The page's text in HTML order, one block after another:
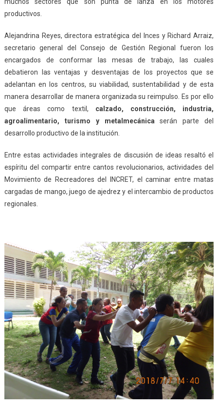
productivos.
Alejandrina Reyes, directora estratégica del Inces y Richard Arraiz,
secretario general del Consejo de Gestión Regional fueron los
encargados de conformar las mesas de trabajo, las cuales
debatieron las ventajas y desventajas de los proyectos que se
adelantan en los centros, su viabilidad, sustentabilidad y de esta
manera desarrollar de manera organizada su reimpulso. Es por ello
que áreas como textil, calzado, construcción, industria,
agroalimentario, turismo y metalmecánica serán parte del
desarrollo productivo de la institución.
Entre estas actividades integrales de discusión de ideas resaltó el
espíritu del compartir entre cantos revolucionarios, actividades del
Movimiento de Recreadores del INCRET, el caminar entre matas
cargadas de mango, juego de ajedrez y el intercambio de productos
regionales.